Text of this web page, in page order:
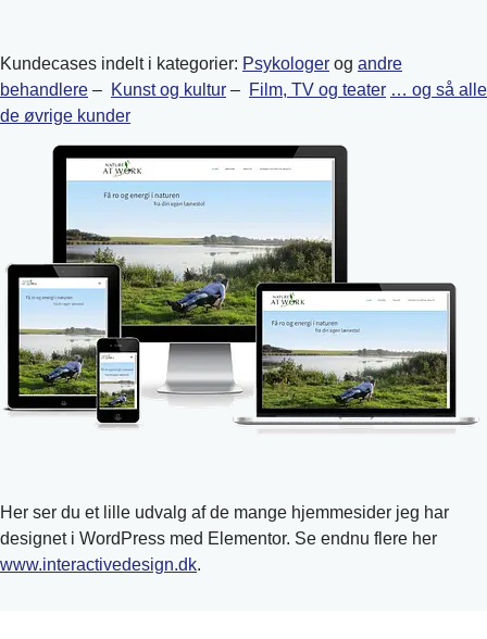
Her ser du et lille udvalg af de mange hjemmesider jeg har
designet i WordPress med Elementor. Se endnu flere her
www.interactivedesign.dk.
Kundecases indelt i kategorier: Psykologer og andre
behandlere – Kunst og kultur – Film, TV og teater … og så alle
de øvrige kunder